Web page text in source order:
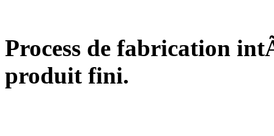
Process de fabrication
produit fini.